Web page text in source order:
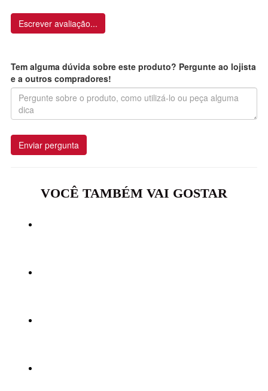
Escrever avaliação...
Tem alguma dúvida sobre este produto? Pergunte ao lojista
e a outros compradores!
Enviar pergunta
VOCÊ TAMBÉM VAI GOSTAR